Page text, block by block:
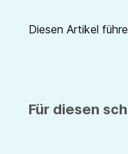
Diesen Artikel
Für diesen